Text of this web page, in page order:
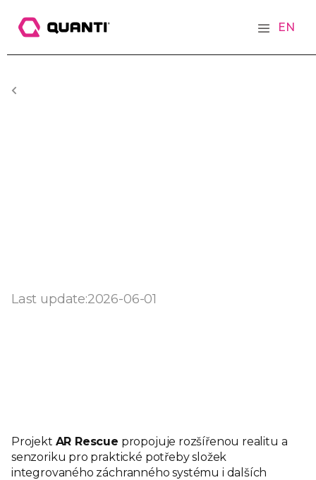
EN
Last update:2026-06-01
Projekt AR Rescue propojuje rozšířenou realitu a
senzoriku pro praktické potřeby složek
integrovaného záchranného systému i dalších